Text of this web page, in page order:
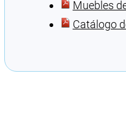
Muebles
Catálogo